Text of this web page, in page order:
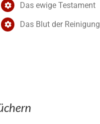
Das ewige Testament
Das Blut der Reinigung